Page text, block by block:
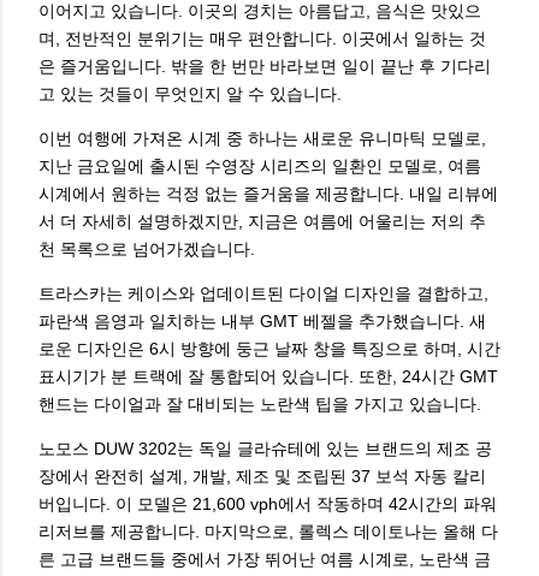
이어지고 있습니다. 이곳의 경치는 아름답고, 음식은 맛있으
며, 전반적인 분위기는 매우 편안합니다. 이곳에서 일하는 것
은 즐거움입니다. 밖을 한 번만 바라보면 일이 끝난 후 기다리
고 있는 것들이 무엇인지 알 수 있습니다.
이번 여행에 가져온 시계 중 하나는 새로운 유니마틱 모델로,
지난 금요일에 출시된 수영장 시리즈의 일환인 모델로, 여름
시계에서 원하는 걱정 없는 즐거움을 제공합니다. 내일 리뷰에
서 더 자세히 설명하겠지만, 지금은 여름에 어울리는 저의 추
천 목록으로 넘어가겠습니다.
트라스카는 케이스와 업데이트된 다이얼 디자인을 결합하고,
파란색 음영과 일치하는 내부 GMT 베젤을 추가했습니다. 새
로운 디자인은 6시 방향에 둥근 날짜 창을 특징으로 하며, 시간
표시기가 분 트랙에 잘 통합되어 있습니다. 또한, 24시간 GMT
핸드는 다이얼과 잘 대비되는 노란색 팁을 가지고 있습니다.
노모스 DUW 3202는 독일 글라슈테에 있는 브랜드의 제조 공
장에서 완전히 설계, 개발, 제조 및 조립된 37 보석 자동 칼리
버입니다. 이 모델은 21,600 vph에서 작동하며 42시간의 파워
리저브를 제공합니다. 마지막으로, 롤렉스 데이토나는 올해 다
른 고급 브랜드들 중에서 가장 뛰어난 여름 시계로, 노란색 금